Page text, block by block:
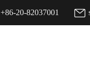
+86-20-82037001